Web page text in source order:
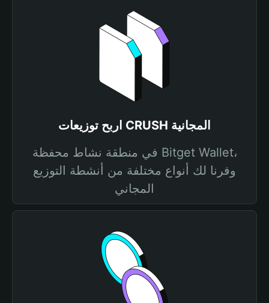
اربح توزيعات CRUSH المجانية
في منطقة نشاط محفظة Bitget Wallet،
وفرنا لك أنواع مختلفة من أنشطة التوزيع
المجاني